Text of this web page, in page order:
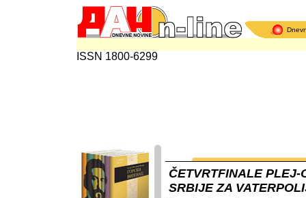
ISSN 1800-6299
ČETVRTFINALE PLEJ-
SRBIJE ZA